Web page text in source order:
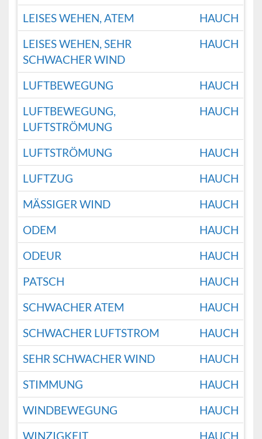
LEISES WEHEN, ATEM
HAUCH
LEISES WEHEN, SEHR
SCHWACHER WIND
HAUCH
LUFTBEWEGUNG
HAUCH
LUFTBEWEGUNG,
LUFTSTRÖMUNG
HAUCH
LUFTSTRÖMUNG
HAUCH
LUFTZUG
HAUCH
MÄSSIGER WIND
HAUCH
ODEM
HAUCH
ODEUR
HAUCH
PATSCH
HAUCH
SCHWACHER ATEM
HAUCH
SCHWACHER LUFTSTROM
HAUCH
SEHR SCHWACHER WIND
HAUCH
STIMMUNG
HAUCH
WINDBEWEGUNG
HAUCH
WINZIGKEIT
HAUCH